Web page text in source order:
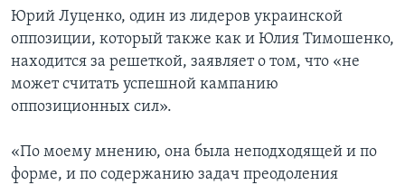
Юрий Луценко, один из лидеров украинской
оппозиции, который также как и Юлия Тимошенко,
находится за решеткой, заявляет о том, что «не
может считать успешной кампанию
оппозиционных сил».
«По моему мнению, она была неподходящей и по
форме, и по содержанию задач преодоления